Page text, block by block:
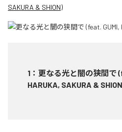
SAKURA & SHION)
1 ： 更なる光と闇の狭間で
HARUKA, SAKURA &